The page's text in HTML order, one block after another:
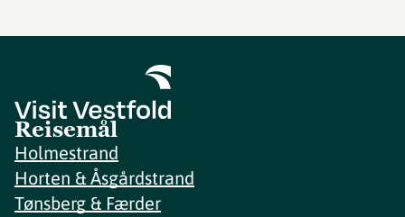
Reisemål
Holmestrand
Horten & Åsgårdstrand
Tønsberg & Færder